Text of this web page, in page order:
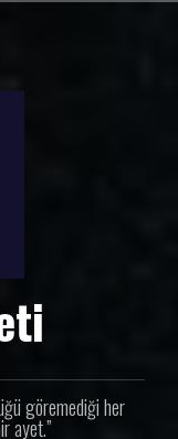
göremediği her
ayet.”